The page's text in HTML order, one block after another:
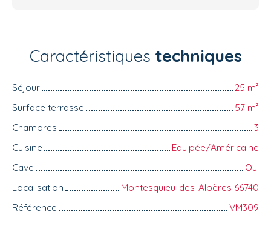
Caractéristiques techniques
Séjour 25 m²
Surface terrasse
57 m²
Chambres
3
Cuisine
Equipée/Américaine
Cave
Oui
Localisation
Montesquieu-des-Albères 66740
Référence
VM309